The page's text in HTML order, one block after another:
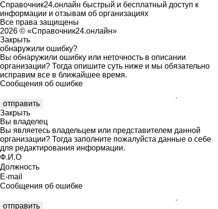
Справочник24.онлайн быстрый и бесплатный доступ к
информации и отзывам об организациях
Все права защищены
2026 © «Справочник24.онлайн»
Закрыть
обнаружили ошибку?
Вы обнаружили ошибку или неточность в описании
организации? Тогда опишите суть ниже и мы обязательно
исправим все в ближайшее время.
Сообщения об ошибке
Закрыть
Вы владелец
Вы являетесь владельцем или представителем данной
организации? Тогда заполните пожалуйста данные о себе
для редактирования информации.
Ф.И.О
Должность
E-mail
Сообщения об ошибке